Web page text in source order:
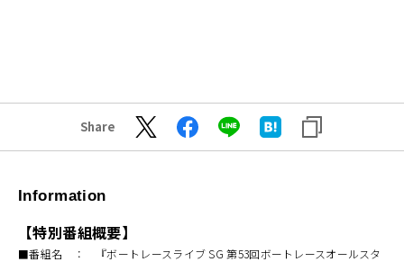
Share
Information
【特別番組概要】
■番組名 ： 『ボートレースライブ SG 第53回ボートレースオールスタ